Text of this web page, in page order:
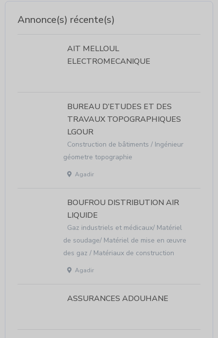
Annonce(s) récente(s)
AIT MELLOUL
ELECTROMECANIQUE
BUREAU D’ETUDES ET DES
TRAVAUX TOPOGRAPHIQUES
LGOUR
Construction de bâtiments / Ingénieur
géometre topographie
Agadir
BOUFROU DISTRIBUTION AIR
LIQUIDE
Gaz industriels et médicaux/ Matériel
de soudage/ Matériel de mise en œuvre
des gaz / Matériaux de construction
Agadir
ASSURANCES ADOUHANE